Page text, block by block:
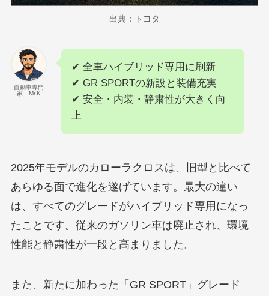
出典：トヨタ
自動車専門
家 Mr.K
✔ 全車ハイブリッド専用に刷新
✔ GR SPORTの新設と装備充実
✔ 安全・内装・静粛性が大きく向
上
2025年モデルのカローラクロスは、旧型と比べて
あらゆる面で進化を遂げています。最大の違い
は、すべてのグレードがハイブリッド専用になっ
たことです。従来のガソリン車は廃止され、環境
性能と静粛性が一段と高まりました。
また、新たに加わった「GR SPORT」グレード